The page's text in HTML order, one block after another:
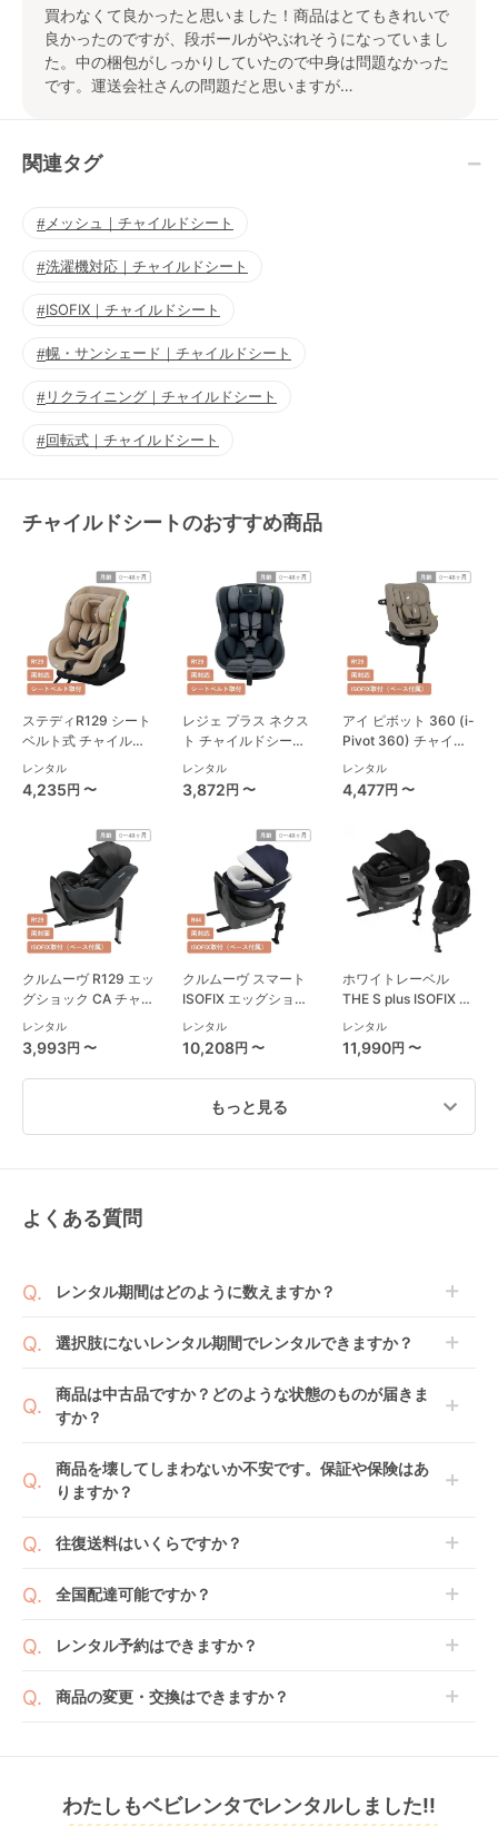
買わなくて良かったと思いました！商品はとてもきれいで
良かったのですが、段ボールがやぶれそうになっていまし
た。中の梱包がしっかりしていたので中身は問題なかった
です。運送会社さんの問題だと思いますが…
関連タグ
メッシュ｜チャイルドシート
洗濯機対応｜チャイルドシート
ISOFIX｜チャイルドシート
幌・サンシェード｜チャイルドシート
リクライニング｜チャイルドシート
回転式｜チャイルドシート
チャイルドシートのおすすめ商品
ステディR129 シート
ベルト式 チャイルド
シート ジョイー(joie)
レンタル
4,235円 〜
レジェ プラス ネクス
ト チャイルドシート
西松屋
レンタル
3,872円 〜
アイ ピボット 360 (i-
Pivot 360) チャイル
ドシート ジョイー
(joie)
レンタル
4,477円 〜
クルムーヴ R129 エッ
グショック CA チャイ
ルドシート コンビ
(Combi)
レンタル
3,993円 〜
クルムーヴ スマート
ISOFIX エッグショッ
ク JL-590 コンビ
(Combi) チャイルド
シート
レンタル
10,208円 〜
ホワイトレーベル
THE S plus ISOFIX エ
ッグショック ZC-750
チャイルドシート コ
ンビ(Combi)
レンタル
11,990円 〜
ャイルドシート
レンタル
3,652
チャイルドシート ア
レンタル
8,580
ジョイトリップ アド
ッグショック SC チャ
イルドシート コンビ
レンタル
ルドシート 西松屋
レンタル
ク JS チャイルドシー
ト コンビ(Combi)
レンタル
円 〜
ト アップリカ
(Aprica)
レンタル
円 〜
ショック ZC-720 チ
ャイルドシート コン
レンタル
円 〜
もっと見る
よくある質問
レンタル期間はどのように数えますか？
開始日1日目となります。
日までに配送業者（佐川急便）に商品の引渡しとなり
ます。
選択肢にないレンタル期間でレンタルできますか？
間の利用が可能です。
例えば4ヶ月の場合、3ヶ月レンタル＋1ヶ月延長とし
の上で、早期にご返却ください。
商品は中古品ですか？どのような状態のものが届きま
すか？
のもございます。
新品商品はメーカーから仕入れた状態のものをお送り
走行テストを行う場合がございます。
となる場合がございます。その際、メーカーの都合に
場合や、在庫切れによりご注文をキャンセルさせてい
い。
※万が一キャンセルとなった場合には、代金は全額ご
てお届けしております。そのため、小さなキズや使用
商品を壊してしまわないか不安です。保証や保険はあ
りますか？
おります。
ョンをご購入ください。
詳しくはこちらをご確認ください。
往復送料はいくらですか？
へ入れ、カートページから住所を入力すると送料が確
全国配達可能ですか？
※空港への配達はご対応できかねますのであらかじめ
レンタル予約はできますか？
可能ですので、商品のご注文時にご希望のお日にちに
商品の変更・交換はできますか？
また、レンタル期間の変更も商品発送前であれば変更
わたしもベビレンタでレンタルしました!!